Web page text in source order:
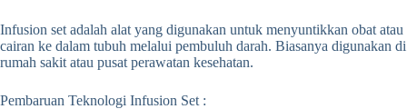
Infusion set adalah alat yang digunakan untuk menyuntikkan obat atau
cairan ke dalam tubuh melalui pembuluh darah. Biasanya digunakan di
rumah sakit atau pusat perawatan kesehatan.
Pembaruan Teknologi Infusion Set :